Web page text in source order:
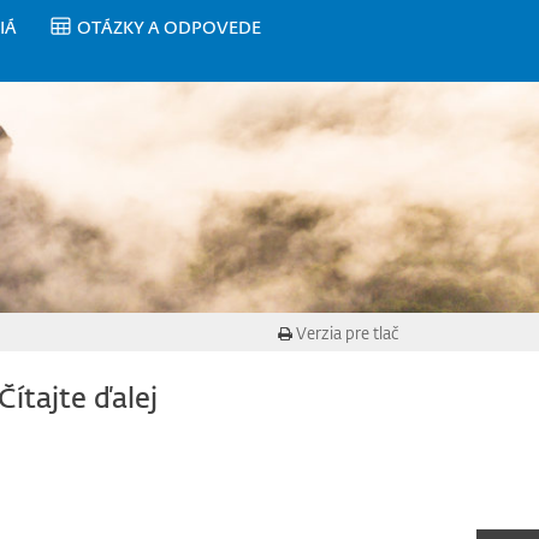
OTÁZKY A ODPOVEDE
Verzia pre tlač
ďalej